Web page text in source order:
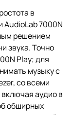
в
AudioLab 7000N
решением
звука. Точно
Play; для
музыку с
со всеми
аудио в
обширных